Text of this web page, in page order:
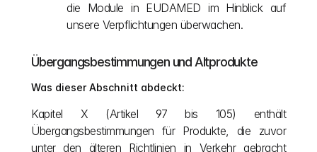
die Module in EUDAMED im Hinblick auf
unsere Verpflichtungen überwachen.
Übergangsbestimmungen und Altprodukte
Was dieser Abschnitt abdeckt:
Kapitel X (Artikel 97 bis 105) enthält
Übergangsbestimmungen für Produkte, die zuvor
unter den älteren Richtlinien in Verkehr gebracht